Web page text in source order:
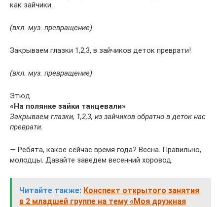
как зайчики.
(вкл. муз. превращение)
Закрываем глазки 1,2,3, в зайчиков деток преврати!
(вкл. муз. превращение)
Этюд
«На полянке зайки танцевали»
Закрываем глазки, 1,2,3, из зайчиков обратно в деток нас
преврати.
— Ребята, какое сейчас время года? Весна. Правильно,
молодцы. Давайте заведем весенний хоровод.
Читайте также: Конспект открытого занятия
в 2 младшей группе на тему «Моя дружная